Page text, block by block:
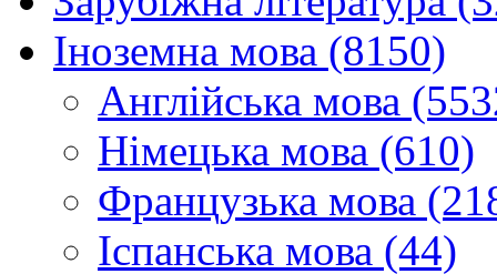
Іноземна мова (8150)
Англійська мова
Німецька мова (610)
Французька мова
Іспанська мова (44)